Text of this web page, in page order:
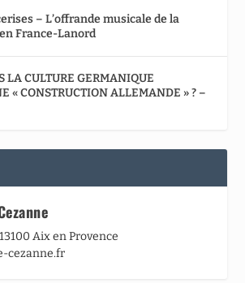
– L’offrande musicale de la
France-Lanord
LA CULTURE GERMANIQUE
« CONSTRUCTION ALLEMANDE » ? –
Aix en Provence
cezanne.fr